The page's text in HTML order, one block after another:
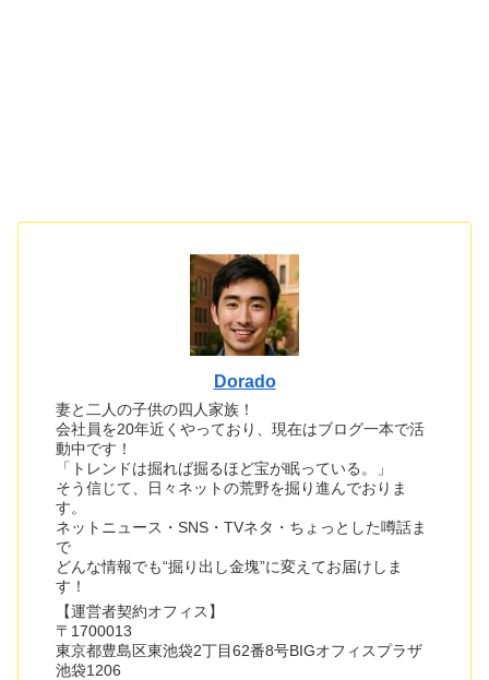
Dorado
妻と二人の子供の四人家族！
会社員を20年近くやっており、現在はブログ一本で活
動中です！
「トレンドは掘れば掘るほど宝が眠っている。」
そう信じて、日々ネットの荒野を掘り進んでおりま
す。
ネットニュース・SNS・TVネタ・ちょっとした噂話ま
で
どんな情報でも“掘り出し金塊”に変えてお届けしま
す！
【運営者契約オフィス】
〒1700013
東京都豊島区東池袋2丁目62番8号BIGオフィスプラザ
池袋1206